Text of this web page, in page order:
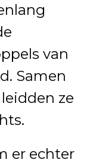
van
Samen
ze
er echter